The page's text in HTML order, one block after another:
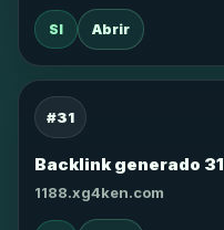
SI Abrir
#31
Backlink generado 31
1188.xg4ken.com